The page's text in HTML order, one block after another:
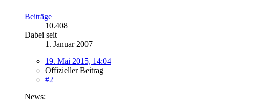
Beiträge
10.408
Dabei seit
1. Januar 2007
19. Mai 2015, 14:04
Offizieller Beitrag
#2
News: